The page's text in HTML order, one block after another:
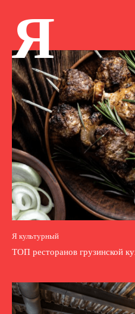
Я
Я культурный
ТОП ресторанов грузинской